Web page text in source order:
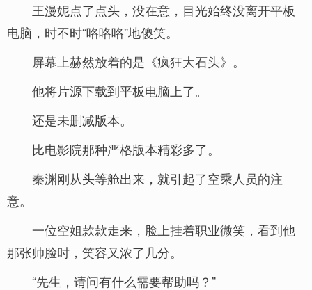
王漫妮点了点头，没在意，目光始终没离开平板
电脑，时不时“咯咯咯”地傻笑。
屏幕上赫然放着的是《疯狂大石头》。
他将片源下载到平板电脑上了。
还是未删减版本。
比电影院那种严格版本精彩多了。
秦渊刚从头等舱出来，就引起了空乘人员的注
意。
一位空姐款款走来，脸上挂着职业微笑，看到他
那张帅脸时，笑容又浓了几分。
“先生，请问有什么需要帮助吗？”